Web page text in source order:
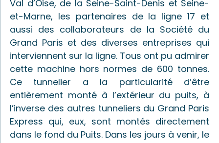
Val d’Oise, de la Seine-Saint-Denis et Seine-
et-Marne, les partenaires de la ligne 17 et
aussi des collaborateurs de la Société du
Grand Paris et des diverses entreprises qui
interviennent sur la ligne. Tous ont pu admirer
cette machine hors normes de 600 tonnes.
Ce tunnelier a la particularité d’être
entièrement monté à l’extérieur du puits, à
l’inverse des autres tunneliers du Grand Paris
Express qui, eux, sont montés directement
dans le fond du Puits. Dans les jours à venir, le